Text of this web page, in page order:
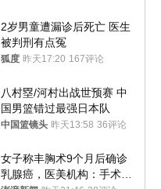
2岁男童遭漏诊后死亡 医生
被判刑有点冤
狐度 昨天17:20 167评论
八村塁/河村出战世预赛 中
国男篮错过最强日本队
中国篮镜头 昨天13:58 36评论
女子称丰胸术9个月后确诊
乳腺癌，医美机构：手术不